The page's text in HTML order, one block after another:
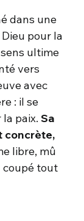
dans une
pour la
ultime
vers
avec
: il se
la paix.Sa
concrète,
libre, mû
coupé tout